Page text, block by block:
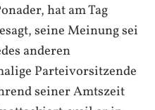
hat am Tag
seine Meinung sei
anderen
Parteivorsitzende
seiner Amtszeit